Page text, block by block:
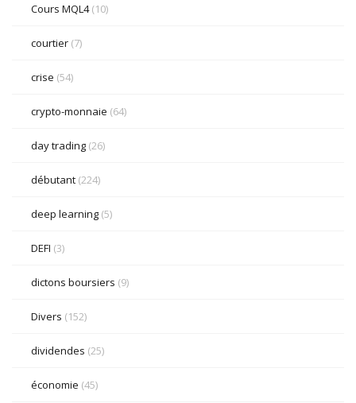
Cours MQL4(10)
courtier (7)
crise (54)
crypto-monnaie (64)
day trading (26)
débutant (224)
deep learning (5)
DEFI (3)
dictons boursiers (9)
Divers (152)
dividendes (25)
économie (45)